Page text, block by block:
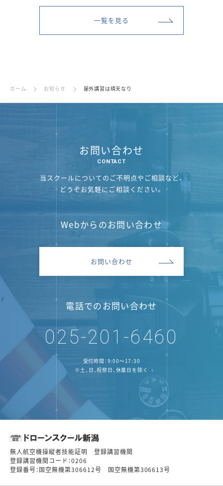
一覧を見る
ホーム お知らせ 屋外講習は晴天なり
お問い合わせ
当スクールについてのご不明点やご相談など、
どうぞお気軽にご相談ください。
Webからのお問い合わせ
お問い合わせ
電話でのお問い合わせ
025-201-6460
受付時間：9:00～17:30
※土、日、祝祭日、休業日を除く
無人航空機操縦者技能証明 登録講習機関
登録講習機関コード：0206
登録番号：国空無機第306612号 国空無機第306613号